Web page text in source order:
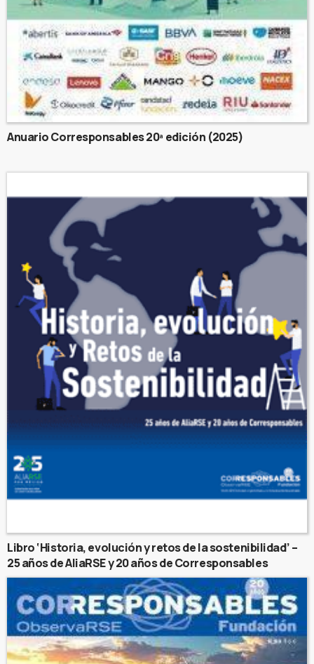
Anuario Corresponsables 20ª edición (2025)
Libro ‘Historia, evolución y retos de la sostenibilidad’ –
25 años de AliaRSE y 20 años de Corresponsables